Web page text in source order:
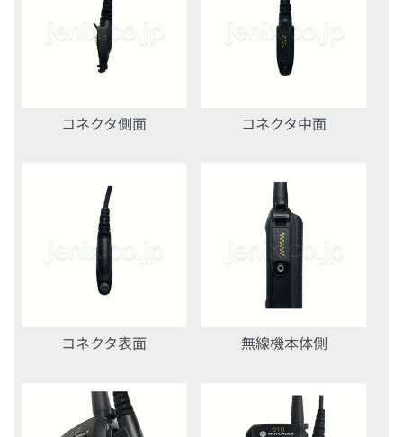
コネクタ側面 コネクタ中面
コネクタ表面 無線機本体側